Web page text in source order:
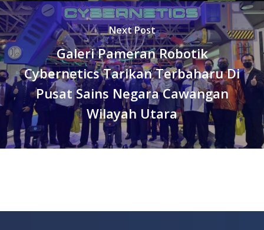
Next Post
Galeri Pameran Robotik
Cybernetics Tarikan Terbaharu Di
Pusat Sains Negara Cawangan
Wilayah Utara